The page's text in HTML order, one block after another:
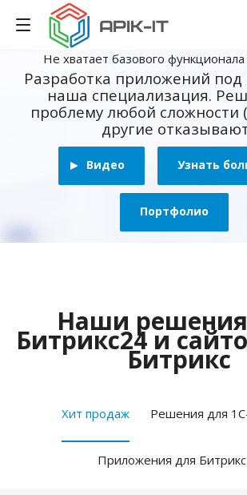
Не хватает базового
Разработка приложений под
наша специализация.
проблему любой сложности
другие
Видео Узнать
Портфолио
Наши
Битрикс24 и
Битрикс
Хит продаж Решения для
Приложения для